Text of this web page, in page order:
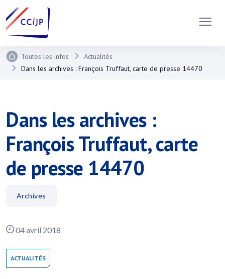
Toutes les infos
Actualités
Dans les archives : François Truffaut, carte de presse 14470
Dans les archives :
François Truffaut, carte
de presse 14470
Archives
04 avril 2018
ACTUALITÉS